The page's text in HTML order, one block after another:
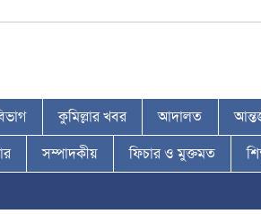
কুমিল্লার খবর আদালত
সম্পাদকীয় ফিচার ও মুক্তমত